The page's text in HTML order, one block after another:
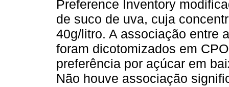
Preference Inventory
de suco de uva, cuja
40g/litro. A associação entre
foram dicotomizados em
preferência por açúcar em
Não houve associação